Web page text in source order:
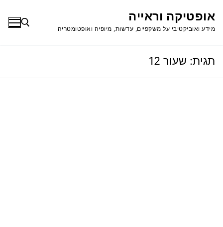
לתוכןאופטיקה וראייה
מידע ואוביקטיבי על משקפיים, עדשות, מיופיה ואופטומטריה
תגית: שעור 12